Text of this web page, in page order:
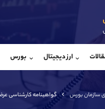
ارز دیجیتال بورس
سازمان بورس گواهینامه کارشناسی
تلگرام
داخلی